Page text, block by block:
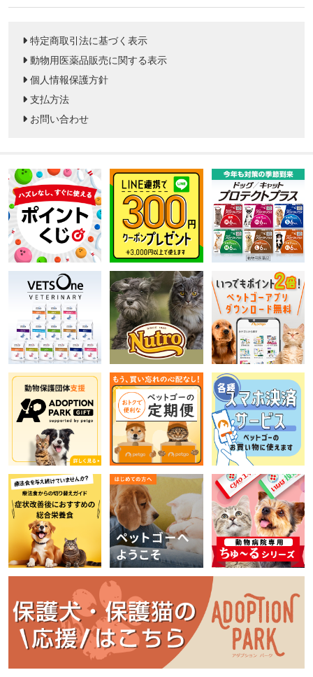
特定商取引法に基づく表示
動物用医薬品販売に関する表示
個人情報保護方針
支払方法
お問い合わせ